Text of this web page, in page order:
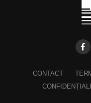
CONTACT